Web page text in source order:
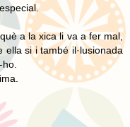
a la xica li va a fer mal,
si i també il·lusionada